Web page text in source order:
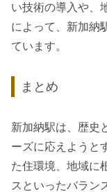
い技術の導入や、
によって、新加納
ています。
まとめ
新加納駅は、歴史
ーズに応えようと
た住環境、地域に
スといったバラン